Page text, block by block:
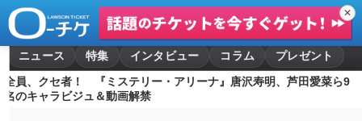
✕
ニュース 特集 インタビュー コラム
プレゼント
全員、クセ者！ 『ミステリー・アリーナ』唐沢寿明、芦田愛菜ら9
名のキャラビジュ＆動画解禁